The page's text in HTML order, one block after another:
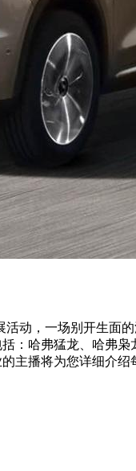
动，一场别开生
哈弗猛龙、哈弗
主播将为您详细介